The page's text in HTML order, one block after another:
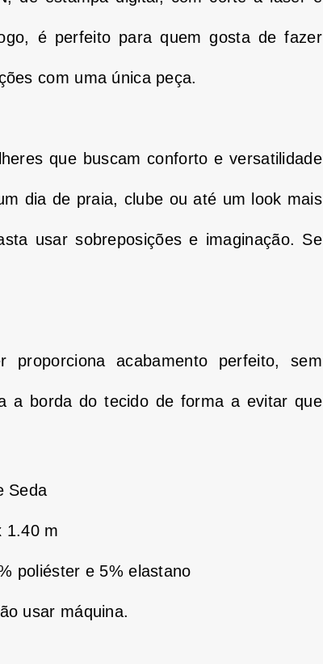
é perfeito para quem gosta de fazer
com uma única peça.
que buscam conforto e versatilidade
dia de praia, clube ou até um look mais
usar sobreposições e imaginação. Se
acabamento perfeito, sem
a borda do tecido de forma a evitar que
Seda
1.40 m
poliéster e 5% elastano
usar máquina.